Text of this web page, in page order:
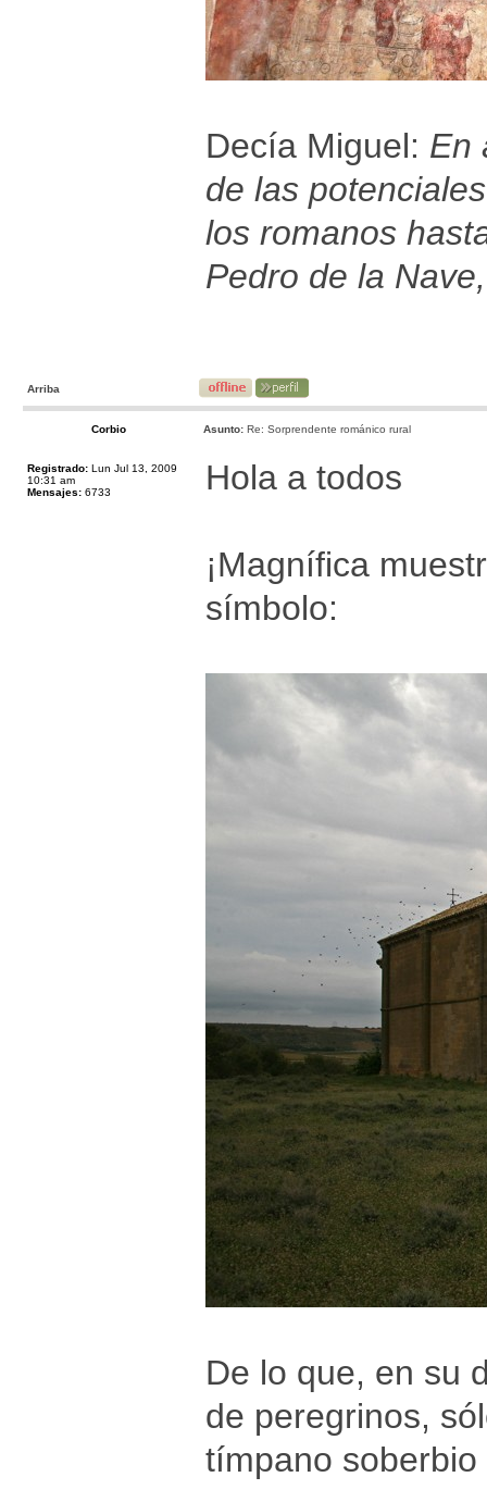
Decía Miguel: En
de las
los romanos
Pedro de la
Arriba
Corbio Asunto: Re: Sorprendente románico rural
Registrado: Lun Jul 13, 2009
10:31 am
Mensajes: 6733 Hola a todos
¡Magnífica
símbolo:
De lo que, en su
de peregrinos,
tímpano